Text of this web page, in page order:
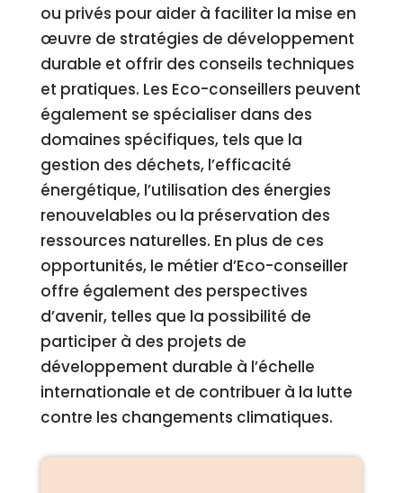
ou privés pour aider à faciliter la mise en
œuvre de stratégies de développement
durable et offrir des conseils techniques
et pratiques. Les Eco-conseillers peuvent
également se spécialiser dans des
domaines spécifiques, tels que la
gestion des déchets, l’efficacité
énergétique, l’utilisation des énergies
renouvelables ou la préservation des
ressources naturelles. En plus de ces
opportunités, le métier d’Eco-conseiller
offre également des perspectives
d’avenir, telles que la possibilité de
participer à des projets de
développement durable à l’échelle
internationale et de contribuer à la lutte
contre les changements climatiques.